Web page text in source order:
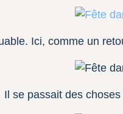
Ici, comme un
Il se passait des